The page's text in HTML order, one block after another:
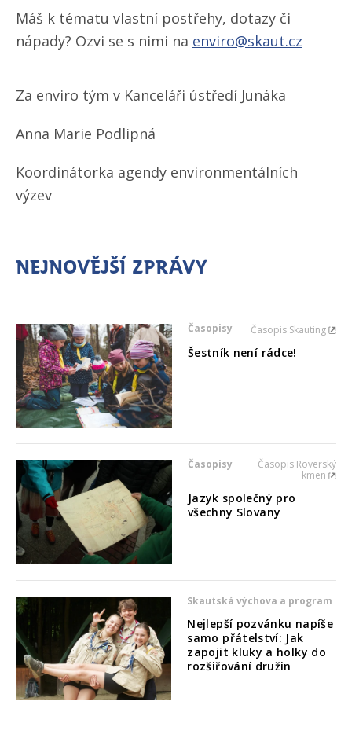
Máš k tématu vlastní postřehy, dotazy či
nápady? Ozvi se s nimi na enviro@skaut.cz
Za enviro tým v Kanceláři ústředí Junáka
Anna Marie Podlipná
Koordinátorka agendy environmentálních
výzev
Nejnovější zprávy
Časopisy Časopis Skauting
Šestník není rádce!
Časopisy
Časopis Roverský
kmen
Jazyk společný pro
všechny Slovany
Skautská výchova a program
Nejlepší pozvánku napíše
samo přátelství: Jak
zapojit kluky a holky do
rozšiřování družin